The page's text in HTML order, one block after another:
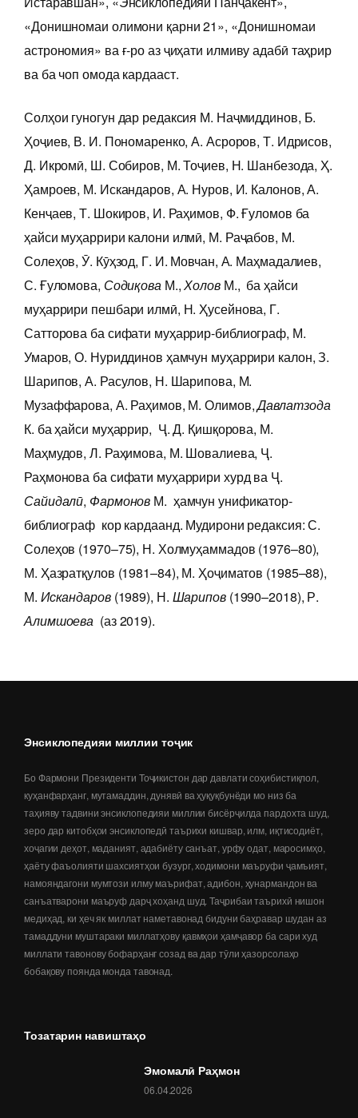
«Донишномаи олимони қарни 21», «Донишномаи
астрономия» ва ғ-ро аз ҷиҳати илмиву адабӣ таҳрир
ва ба чоп омода кардааст.
Солҳои гуногун дар редаксия М. Наҷмиддинов, Б.
Ҳоҷиев, В. И. Пономаренко, А. Асроров, Т. Идрисов,
Д. Икромӣ, Ш. Собиров, М. Тоҷиев, Н. Шанбезода, Ҳ.
Ҳамроев, М. Искандаров, А. Нуров, И. Калонов, А.
Кенҷаев, Т. Шокиров, И. Раҳимов, Ф. Ғуломов ба
ҳайси муҳаррири калони илмӣ, М. Раҷабов, М.
Солеҳов, Ӯ. Кӯҳзод, Г. И. Мовчан, А. Маҳмадалиев,
С. Ғуломова, СодиқоваМ.,ХоловМ., ба ҳайси
муҳаррири пешбари илмӣ, Н. Ҳусейнова, Г.
Сатторова ба сифати муҳаррир-библиограф, М.
Умаров, О. Нуриддинов ҳамчун муҳаррири калон, З.
Шарипов, А. Расулов, Н. Шарипова, М.
Музаффарова, А. Раҳимов, М. Олимов,Давлатзода
К. ба ҳайси муҳаррир, Ҷ. Д. Қишқорова, М.
Маҳмудов, Л. Раҳимова, М. Шовалиева, Ҷ.
Раҳмонова ба сифати муҳаррири хурд ва Ҷ.
Сайидалӣ, Фармонов М. ҳамчун унификатор-
библиограф кор кардаанд. Мудирони редаксия: С.
Солеҳов (1970–75), Н. Холмуҳаммадов (1976–80),
М. Ҳазратқулов (1981–84), М. Ҳоҷиматов (1985–88),
М. Искандаров(1989), Н. Шарипов(1990–2018), Р.
Алимшоева (аз 2019).
Энсиклопедияи миллии тоҷик
Бо Фармони Президенти Тоҷикистон дар давлати соҳибистиқлол,
куҳанфарҳанг, мутамаддин, дунявӣ ва ҳуқуқбунёди мо низ ба
таҳияву тадвини энсиклопедияи миллии бисёрҷилда пардохта шуд,
зеро дар китобҳои энсиклопедӣ таърихи кишвар, илм, иқтисодиёт,
хоҷагии деҳот, маданият, адабиёту санъат, урфу одат, маросимҳо,
ҳаёту фаъолияти шахсиятҳои бузург, ходимони маъруфи ҷамъият,
намояндагони мумтози илму маърифат, адибон, ҳунармандон ва
санъатварони маъруф дарҷ хоҳанд шуд. Таҷрибаи таърихӣ нишон
медиҳад, ки ҳеч як миллат наметавонад бидуни баҳравар шудан аз
тамаддуни муштараки миллатҳову қавмҳои ҳамҷавор ба сари худ
миллати тавонову бофарҳанг созад ва дар тӯли ҳазорсолаҳо
бобақову поянда монда тавонад.
Тозатарин навиштаҳо
Эмомалӣ Раҳмон
06.04.2026